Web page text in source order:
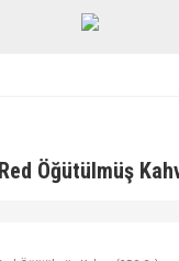
Öğütülmüş